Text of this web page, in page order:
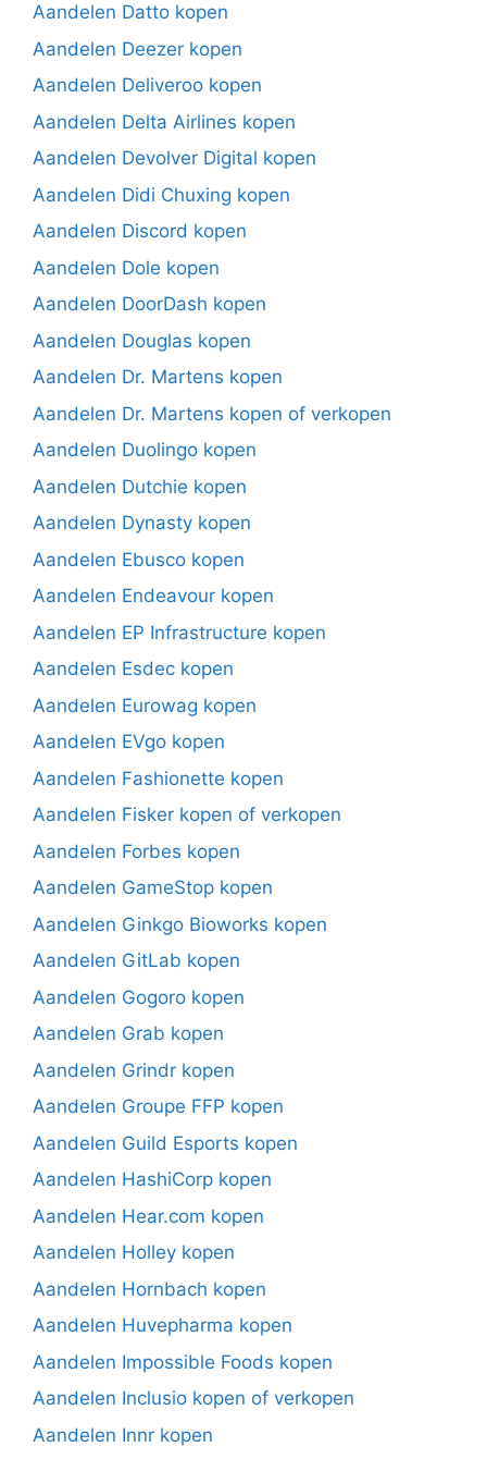
Aandelen Datto kopen
Aandelen Deezer kopen
Aandelen Deliveroo kopen
Aandelen Delta Airlines kopen
Aandelen Devolver Digital kopen
Aandelen Didi Chuxing kopen
Aandelen Discord kopen
Aandelen Dole kopen
Aandelen DoorDash kopen
Aandelen Douglas kopen
Aandelen Dr. Martens kopen
Aandelen Dr. Martens kopen of verkopen
Aandelen Duolingo kopen
Aandelen Dutchie kopen
Aandelen Dynasty kopen
Aandelen Ebusco kopen
Aandelen Endeavour kopen
Aandelen EP Infrastructure kopen
Aandelen Esdec kopen
Aandelen Eurowag kopen
Aandelen EVgo kopen
Aandelen Fashionette kopen
Aandelen Fisker kopen of verkopen
Aandelen Forbes kopen
Aandelen GameStop kopen
Aandelen Ginkgo Bioworks kopen
Aandelen GitLab kopen
Aandelen Gogoro kopen
Aandelen Grab kopen
Aandelen Grindr kopen
Aandelen Groupe FFP kopen
Aandelen Guild Esports kopen
Aandelen HashiCorp kopen
Aandelen Hear.com kopen
Aandelen Holley kopen
Aandelen Hornbach kopen
Aandelen Huvepharma kopen
Aandelen Impossible Foods kopen
Aandelen Inclusio kopen of verkopen
Aandelen Innr kopen